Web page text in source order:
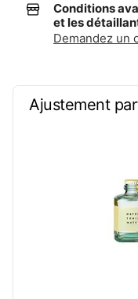
Conditions
et les
Demandez un
Ajustement